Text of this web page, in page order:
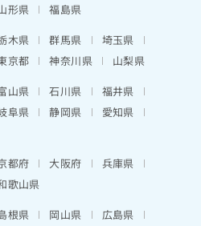
形県
福島県
木県 群馬県
埼玉県
京都 神奈川県
山梨県
山県 石川県
福井県
阜県 静岡県
愛知県
都府 大阪府
兵庫県
歌山県
根県 岡山県
広島県